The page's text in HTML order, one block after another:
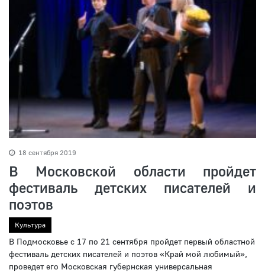
18 сентября 2019
В Московской области пройдет
фестиваль детских писателей и
поэтов
Культура
В Подмосковье с 17 по 21 сентября пройдет первый областной
фестиваль детских писателей и поэтов «Край мой любимый»,
проведет его Московская губернская универсальная